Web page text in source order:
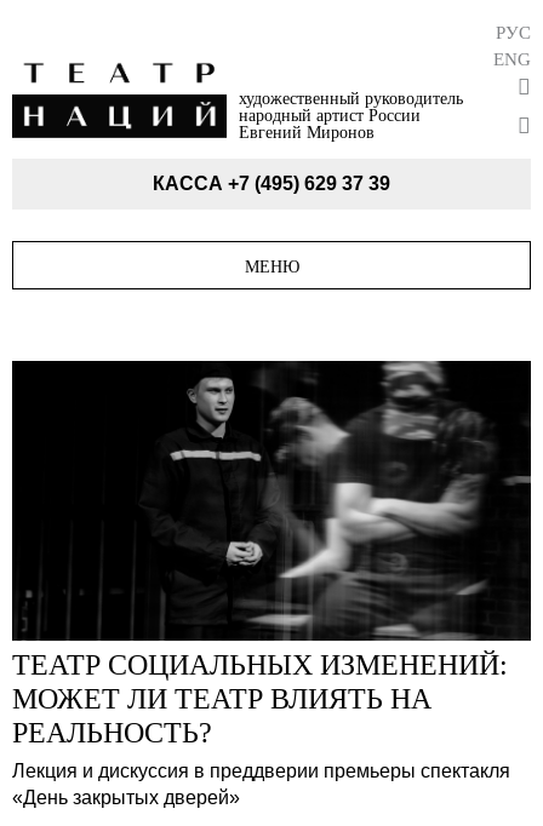
художественный руководитель
народный артист России
Евгений Миронов
РУС
ENG
КАССА +7 (495) 629 37 39
МЕНЮ
ТЕАТР СОЦИАЛЬНЫХ ИЗМЕНЕНИЙ:
МОЖЕТ ЛИ ТЕАТР ВЛИЯТЬ НА
РЕАЛЬНОСТЬ?
Лекция и дискуссия в преддверии премьеры спектакля
«День закрытых дверей»